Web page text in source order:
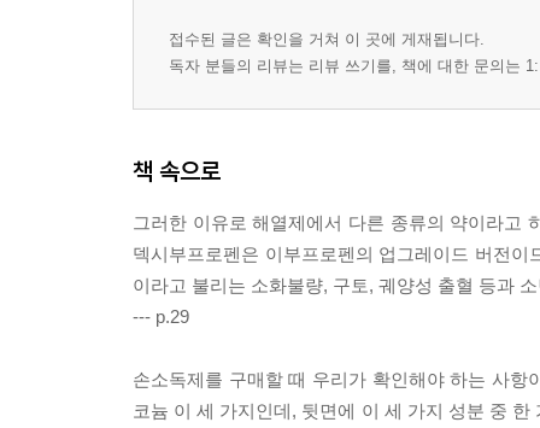
접수된 글은 확인을 거쳐 이 곳에 게재됩니다.
독자 분들의 리뷰는 리뷰 쓰기를, 책에 대한 문의는
책 속으로
그러한 이유로 해열제에서 다른 종류의 약이라고
덱시부프로펜은 이부프로펜의 업그레이드 버전
이라고 불리는 소화불량, 구토, 궤양성 출혈 등과
--- p.29
손소독제를 구매할 때 우리가 확인해야 하는 사
코늄 이 세 가지인데, 뒷면에 이 세 가지 성분 중